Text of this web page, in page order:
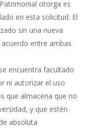
otorga es
en esta solicitud. El
sin una nueva
entre ambas
encuentra facultado
ni autorizar el uso
que almacena que no
y que estén
absoluta